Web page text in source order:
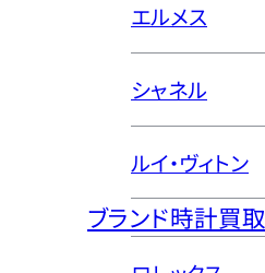
エルメス
シャネル
ルイ・ヴィトン
ブランド時計買取